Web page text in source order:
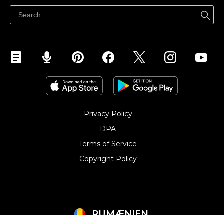
Vinde pe Facebook
Vinde pe Instagram
Privacy Policy
DPA
Terms of Service
Copyright Policy‎